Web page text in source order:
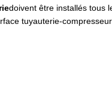
doivent être installés tous
tuyauterie-